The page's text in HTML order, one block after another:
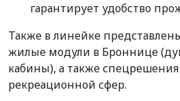
гарантирует удобство
Также в линейке
жилые модули в Броннице
кабины), а также спецрешения
рекреационной сфер.